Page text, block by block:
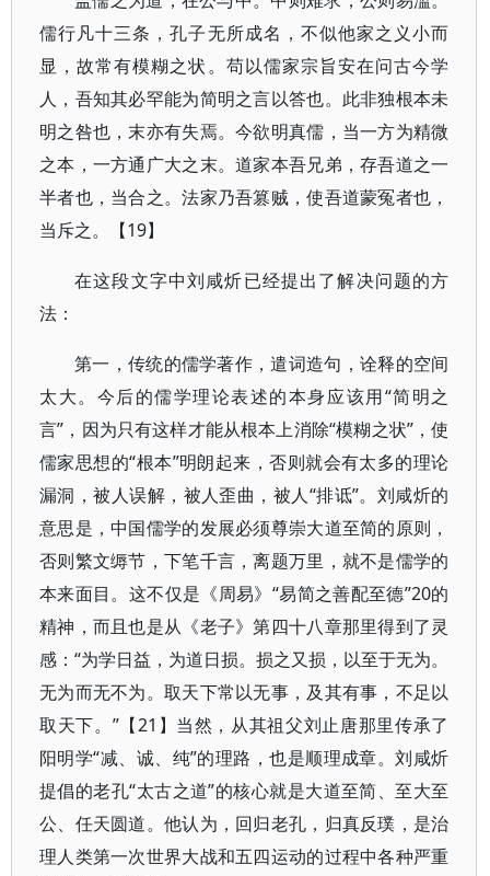
儒行凡十三条，孔子无所成名，不似他家之义小而
显，故常有模糊之状。苟以儒家宗旨安在问古今学
人，吾知其必罕能为简明之言以答也。此非独根本未
明之咎也，末亦有失焉。今欲明真儒，当一方为精微
之本，一方通广大之末。道家本吾兄弟，存吾道之一
半者也，当合之。法家乃吾篡贼，使吾道蒙冤者也，
当斥之。【19】
在这段文字中刘咸炘已经提出了解决问题的方
法：
第一，传统的儒学著作，遣词造句，诠释的空间
太大。今后的儒学理论表述的本身应该用“简明之
言”，因为只有这样才能从根本上消除“模糊之状”，使
儒家思想的“根本”明朗起来，否则就会有太多的理论
漏洞，被人误解，被人歪曲，被人“排诋”。刘咸炘的
意思是，中国儒学的发展必须尊崇大道至简的原则，
否则繁文缛节，下笔千言，离题万里，就不是儒学的
本来面目。这不仅是《周易》“易简之善配至德”20的
精神，而且也是从《老子》第四十八章那里得到了灵
感：“为学日益，为道日损。损之又损，以至于无为。
无为而无不为。取天下常以无事，及其有事，不足以
取天下。”【21】当然，从其祖父刘止唐那里传承了
阳明学“减、诚、纯”的理路，也是顺理成章。刘咸炘
提倡的老孔“太古之道”的核心就是大道至简、至大至
公、任天圆道。他认为，回归老孔，归真反璞，是治
理人类第一次世界大战和五四运动的过程中各种严重